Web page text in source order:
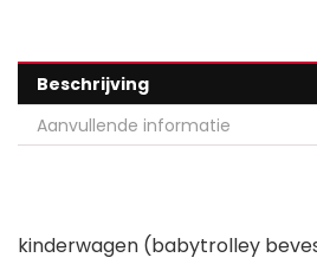
Beschrijving
Aanvullende informatie
kinderwagen (babytrolley